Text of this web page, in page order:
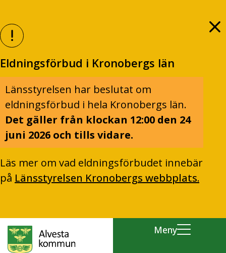
Eldningsförbud i Kronobergs län
Länsstyrelsen har beslutat om
eldningsförbud i hela Kronobergs län.
Det gäller från klockan 12:00 den 24
juni 2026 och tills vidare.
Läs mer om vad eldningsförbudet innebär
på Länsstyrelsen Kronobergs webbplats.
Meny